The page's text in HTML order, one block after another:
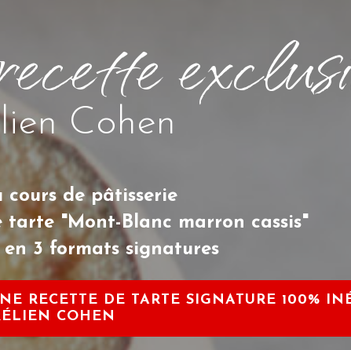
Cohen
de pâtisserie
tarte "Mont-Blanc marron cassis"
en 3 formats signatures
RECETTE DE TARTE SIGNATURE 100%
COHEN